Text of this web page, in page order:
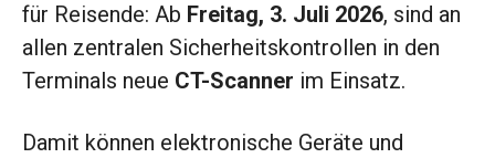
für Reisende: Ab Freitag, 3. Juli 2026, sind an
allen zentralen Sicherheitskontrollen in den
Terminals neue CT-Scanner im Einsatz.
Damit können elektronische Geräte und